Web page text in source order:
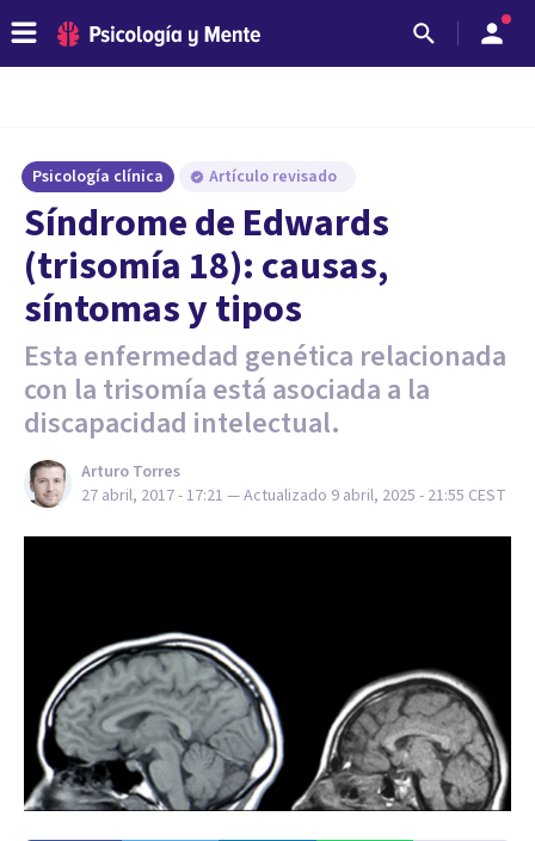
Psicología clínica Artículo revisado
Síndrome de Edwards
(trisomía 18): causas,
síntomas y tipos
Esta enfermedad genética relacionada
con la trisomía está asociada a la
discapacidad intelectual.
Arturo Torres
27 abril, 2017 - 17:21 — Actualizado 9 abril, 2025 - 21:55 CEST